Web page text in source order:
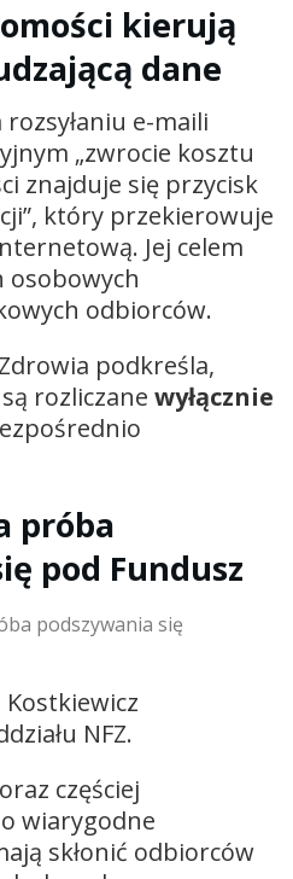
kierują
dane
e-maili
„zwrocie kosztu
znajduje się przycisk
który przekierowuje
Jej celem
osobowych
odbiorców.
podkreśla,
rozliczane wyłącznie
próba
pod Fundusz
podszywania się
NFZ.
częściej
wiarygodne
skłonić odbiorców